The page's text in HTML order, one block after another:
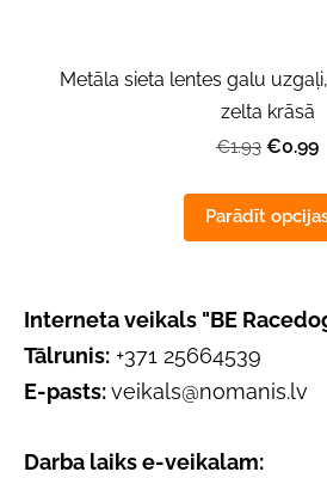
Interneta veikals "BE
Tālrunis: +371 25664539
E-pasts:veikals@nomanis.lv
Darba laiks e-veikalam:
Metāla sieta lentes galu
zelta krāsā
€1.93 €0.99
Parādīt